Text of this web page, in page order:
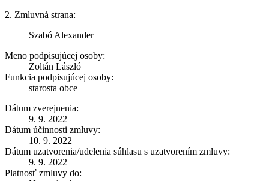
2. Zmluvná strana:
Szabó Alexander
Meno podpisujúcej osoby:
Zoltán László
Funkcia podpisujúcej osoby:
starosta obce
Dátum zverejnenia:
9. 9. 2022
Dátum účinnosti zmluvy:
10. 9. 2022
Dátum uzatvorenia/udelenia súhlasu s uzatvorením zmluvy:
9. 9. 2022
Platnosť zmluvy do: